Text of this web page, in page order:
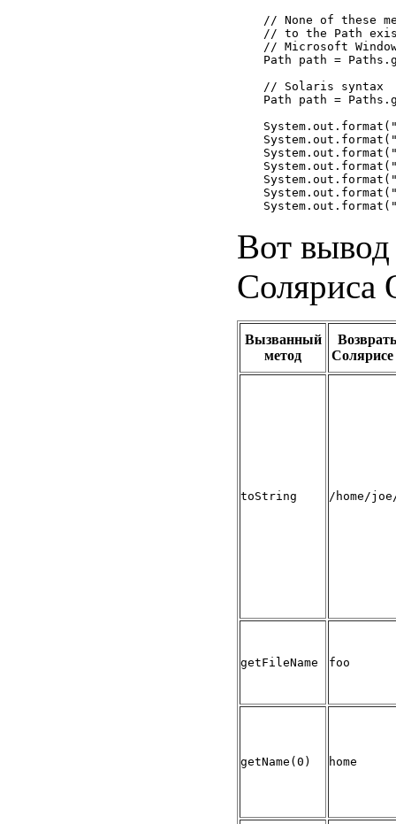
// None of these
// to the Path
// Microsoft
Path path =
// Solaris syntax
Path path =
Вот
Соляриса
Вызванный
метод
toString /home/
getFileName foo
getName(0) home